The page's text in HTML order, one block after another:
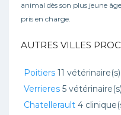
animal dès son plus jeune
pris en charge.
AUTRES VILLES
Poitiers 11 vétérinaire(s)
Verrieres 5 vétérinaire(s)
Chatellerault 4